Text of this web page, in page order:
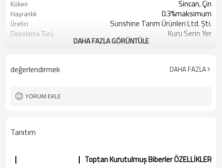
Köken Sincan, Çin
Hayranlık 0.3%maksimum
Üretici Sunshine Tarım Ürünleri Ltd. Şti.
Depolama Türü Kuru Serin Yer
Minimum Sipariş AdediDAHA FAZLA GÖRÜNTÜLE
değerlendirmek DAHA FAZLA
YORUM EKLE
Tanıtım
Toptan Kurutulmuş Biberler ÖZELLİKLER